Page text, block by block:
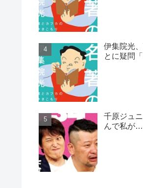
伊集院光
とに疑問
千原ジュ
んで私が…